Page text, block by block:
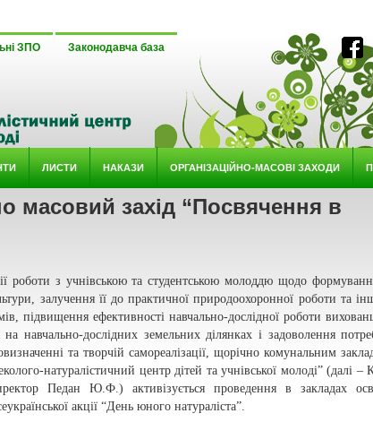
ЗПО Законодавча база
ЛИСТИ НАКАЗИ ОРГАНІЗАЦІЙНО-МАСОВІ ЗАХОДИ
масовий захід “Посвячення в
роботи з учнівською та студентською молоддю щодо
залучення її до практичної природоохоронної роботи та
підвищення ефективності навчально-дослідної роботи
на навчально-дослідних земельних ділянках і задоволення
та творчій самореалізації, щорічно комунальним
натуралістичний центр дітей та учнівської молоді” (далі –
Педан Ю.Ф.) активізується проведення в закладах
акції “День юного натураліста”.